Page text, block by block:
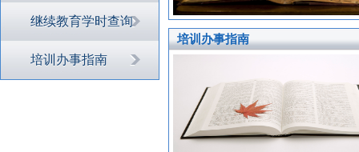
继续教育学时查询
培训办事指南
培训办事指南